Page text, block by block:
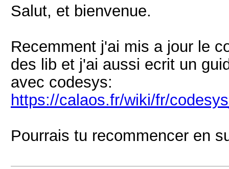
Salut, et bienvenue.
Recemment j'ai mis a jour le
des lib et j'ai aussi ecrit un
avec codesys:
https://calaos.fr/wiki/fr/
Pourrais tu recommencer en